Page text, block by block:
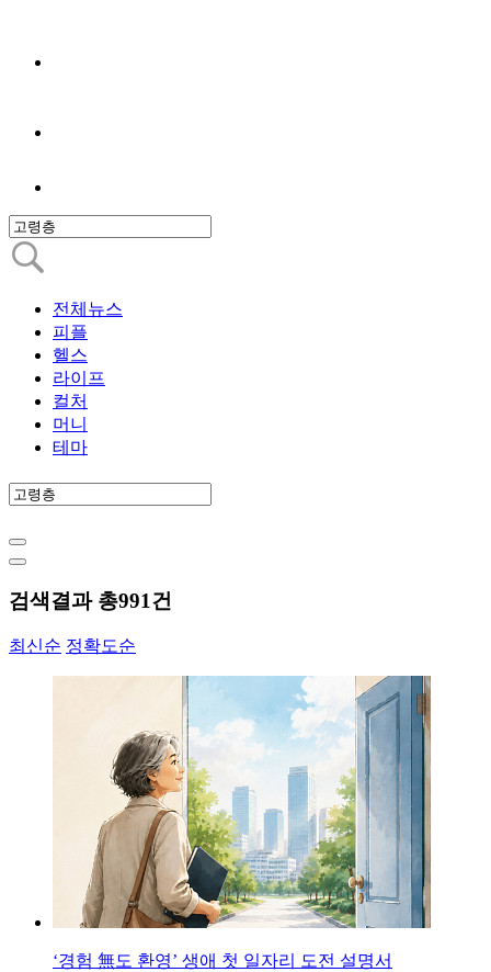
전체뉴스
피플
헬스
라이프
컬처
머니
테마
검색결과 총991건
최신순 정확도순
‘경험 無도 환영’ 생애 첫 일자리 도전 설명서